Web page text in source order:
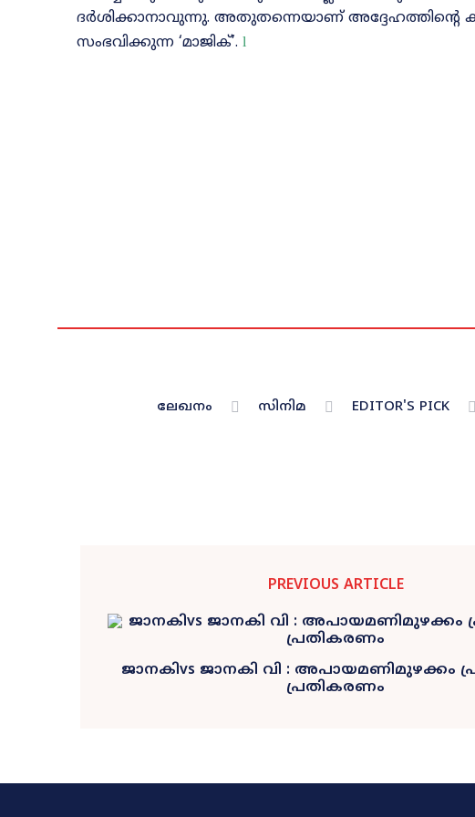
ദർശിക്കാനാവുന്നു. അതുതന്നെയാണ്‌
സംഭവിക്കുന്ന ‘മാജിക്‌’. l
ലേഖനം സിനിമ EDITOR'S PICK
PREVIOUS ARTICLE
ജാനകിvs ജാനകി വി : അപായമണിമുഴക്കം
പ്രതികരണം